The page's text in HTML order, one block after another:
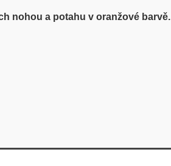
nohou a potahu v oranžové barvě.